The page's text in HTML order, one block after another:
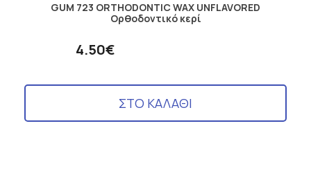
GUM 723 ORTHODONTIC WAX UNFLAVORED
Ορθοδοντικό κερί
4.50€
ΣΤΟ ΚΑΛΑΘΙ